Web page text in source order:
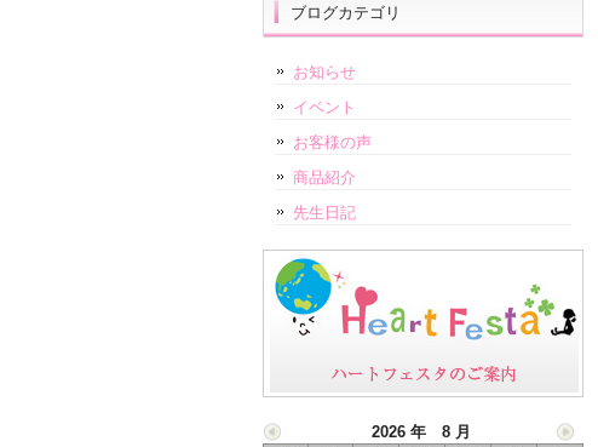
ブログカテゴリ
お知らせ
イベント
お客様の声
商品紹介
先生日記
2026 年 8 月